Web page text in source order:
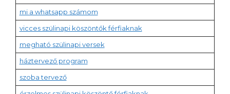
mi a whatsapp számom
vicces szülinapi köszöntők férfiaknak
megható szülinapi versek
háztervező program
szoba tervező